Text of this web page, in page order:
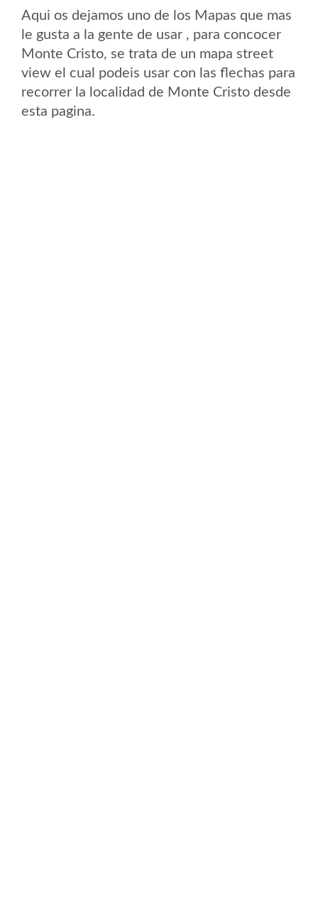
Aqui os dejamos uno de los Mapas que mas
le gusta a la gente de usar , para concocer
Monte Cristo, se trata de un mapa street
view el cual podeis usar con las flechas para
recorrer la localidad de Monte Cristo desde
esta pagina.